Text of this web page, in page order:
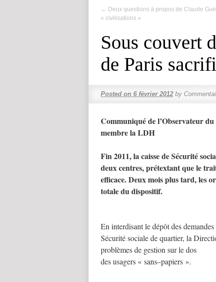
← Deux questions à propos de Claude
« civilisations »
Sous couvert
de Paris
Posted on 6 février 2012 by
Communiqué de l’Observateur
membre la LDH
Fin 2011, la caisse de Sécurité
deux centres, prétextant que le
efficace. Deux mois plus tard, les
totale du dispositif.
En interdisant le dépôt des
Sécurité sociale de quartier, la
problèmes de gestion sur le dos
des usagers « sans–papiers ».